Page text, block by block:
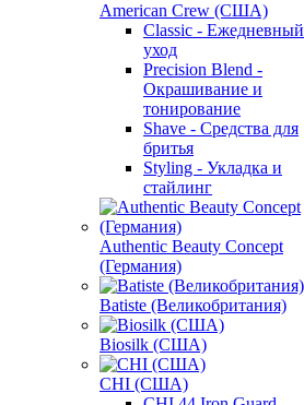
American Crew (США)
Classic - Ежедневный
уход
Precision Blend -
Окрашивание и
тонирование
Shave - Средства для
бритья
Styling - Укладка и
стайлинг
Authentic Beauty Concept
(Германия)
Batiste (Великобритания)
Biosilk (США)
CHI (США)